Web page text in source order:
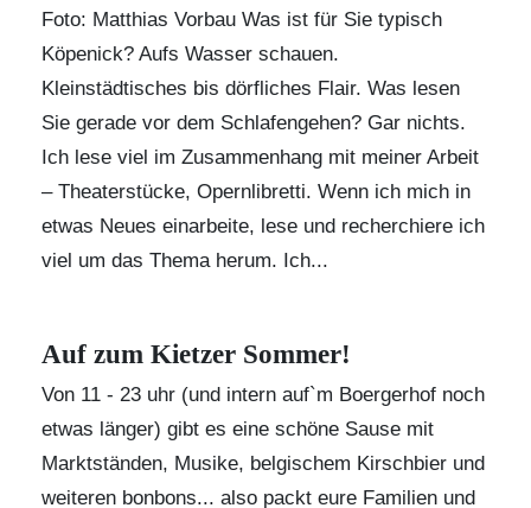
Foto: Matthias Vorbau Was ist für Sie typisch
Köpenick? Aufs Wasser schauen.
Kleinstädtisches bis dörfliches Flair. Was lesen
Sie gerade vor dem Schlafengehen? Gar nichts.
Ich lese viel im Zusammenhang mit meiner Arbeit
– Theaterstücke, Opernlibretti. Wenn ich mich in
etwas Neues einarbeite, lese und recherchiere ich
viel um das Thema herum. Ich...
Auf zum Kietzer Sommer!
Von 11 - 23 uhr (und intern auf`m Boergerhof noch
etwas länger) gibt es eine schöne Sause mit
Marktständen, Musike, belgischem Kirschbier und
weiteren bonbons... also packt eure Familien und